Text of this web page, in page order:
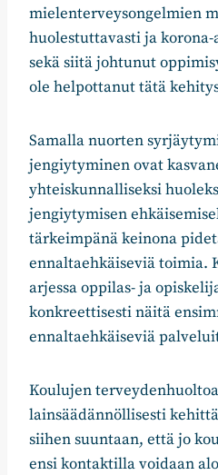
mielenterveysongelmien
huolestuttavasti ja
sekä siitä johtunut
ole helpottanut tätä
Samalla nuorten
jengiytyminen ovat
yhteiskunnalliseksi
jengiytymisen
tärkeimpänä keinona
ennaltaehkäiseviä toimia.
arjessa oppilas- ja
konkreettisesti näitä
ennaltaehkäiseviä
Koulujen
lainsäädännöllisesti
siihen suuntaan, että jo
ensi kontaktilla voidaan